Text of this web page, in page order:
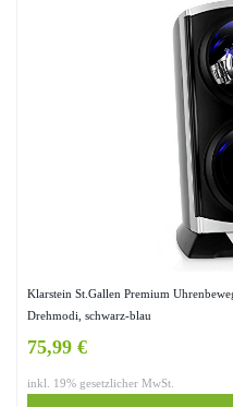
Klarstein St.Gallen Premium
Drehmodi, schwarz-blau
75,99 €
inkl. 19% gesetzlicher MwSt.